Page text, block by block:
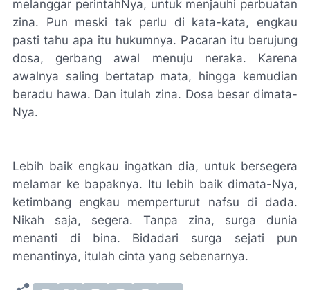
melanggar perintahNya, untuk menjauhi perbuatan
zina. Pun meski tak perlu di kata-kata, engkau
pasti tahu apa itu hukumnya. Pacaran itu berujung
dosa, gerbang awal menuju neraka. Karena
awalnya saling bertatap mata, hingga kemudian
beradu hawa. Dan itulah zina. Dosa besar dimata-
Nya.
Lebih baik engkau ingatkan dia, untuk bersegera
melamar ke bapaknya. Itu lebih baik dimata-Nya,
ketimbang engkau memperturut nafsu di dada.
Nikah saja, segera. Tanpa zina, surga dunia
menanti di bina. Bidadari surga sejati pun
menantinya, itulah cinta yang sebenarnya.